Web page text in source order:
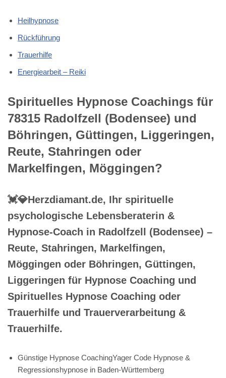
Heilhypnose
Rückführung
Trauerhilfe
Energiearbeit – Reiki
Spirituelles Hypnose Coachings für
78315 Radolfzell (Bodensee) und
Böhringen, Güttingen, Liggeringen,
Reute, Stahringen oder
Markelfingen, Möggingen?
💓️💎Herzdiamant.de, Ihr spirituelle
psychologische Lebensberaterin &
Hypnose-Coach in Radolfzell (Bodensee) –
Reute, Stahringen, Markelfingen,
Möggingen oder Böhringen, Güttingen,
Liggeringen für Hypnose Coaching und
Spirituelles Hypnose Coaching oder
Trauerhilfe und Trauerverarbeitung &
Trauerhilfe.
Günstige Hypnose CoachingYager Code Hypnose &
Regressionshypnose in Baden-Württemberg